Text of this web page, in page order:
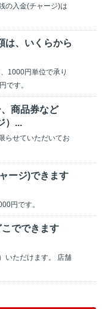
の入金(チャージ)は
は、いくらから
1000円単位で承り
です。
商品券など
）...
らせていただいてお
ージ)できます
円です。
でできます
いただけます。 店舗